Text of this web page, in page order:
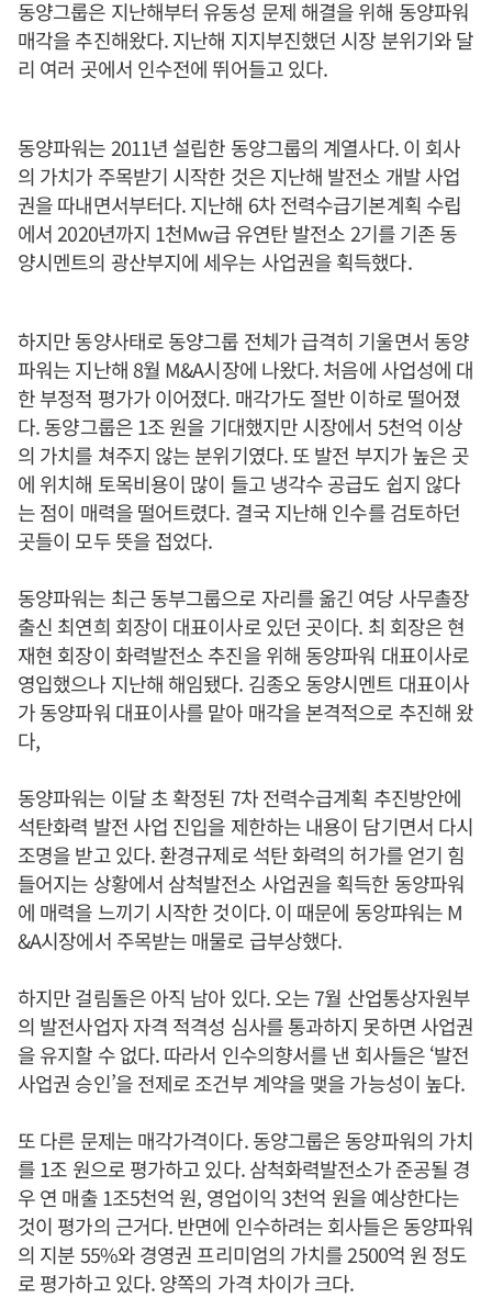
동양그룹은 지난해부터 유동성 문제 해결을 위해 동양파워
매각을 추진해왔다. 지난해 지지부진했던 시장 분위기와 달
리 여러 곳에서 인수전에 뛰어들고 있다.
동양파워는 2011년 설립한 동양그룹의 계열사다. 이 회사
의 가치가 주목받기 시작한 것은 지난해 발전소 개발 사업
권을 따내면서부터다. 지난해 6차 전력수급기본계획 수립
에서 2020년까지 1천Mw급 유연탄 발전소 2기를 기존 동
양시멘트의 광산부지에 세우는 사업권을 획득했다.
하지만 동양사태로 동양그룹 전체가 급격히 기울면서 동양
파워는 지난해 8월 M&A시장에 나왔다. 처음에 사업성에 대
한 부정적 평가가 이어졌다. 매각가도 절반 이하로 떨어졌
다. 동양그룹은 1조 원을 기대했지만 시장에서 5천억 이상
의 가치를 쳐주지 않는 분위기였다. 또 발전 부지가 높은 곳
에 위치해 토목비용이 많이 들고 냉각수 공급도 쉽지 않다
는 점이 매력을 떨어트렸다. 결국 지난해 인수를 검토하던
곳들이 모두 뜻을 접었다.
동양파워는 최근 동부그룹으로 자리를 옮긴 여당 사무촐장
출신 최연희 회장이 대표이사로 있던 곳이다. 최 회장은 현
재현 회장이 화력발전소 추진을 위해 동양파워 대표이사로
영입했으나 지난해 해임됐다. 김종오 동양시멘트 대표이사
가 동양파워 대표이사를 맡아 매각을 본격적으로 추진해 왔
다,
동양파워는 이달 초 확정된 7차 전력수급계획 추진방안에
석탄화력 발전 사업 진입을 제한하는 내용이 담기면서 다시
조명을 받고 있다. 환경규제로 석탄 화력의 허가를 얻기 힘
들어지는 상황에서 삼척발전소 사업권을 획득한 동양파워
에 매력을 느끼기 시작한 것이다. 이 때문에 동앙퍄워는 M
&A시장에서 주목받는 매물로 급부상했다.
하지만 걸림돌은 아직 남아 있다. 오는 7월 산업통상자원부
의 발전사업자 자격 적격성 심사를 통과하지 못하면 사업권
을 유지할 수 없다. 따라서 인수의향서를 낸 회사들은 ‘발전
사업권 승인’을 전제로 조건부 계약을 맺을 가능성이 높다.
또 다른 문제는 매각가격이다. 동양그룹은 동양파워의 가치
를 1조 원으로 평가하고 있다. 삼척화력발전소가 준공될 경
우 연 매출 1조5천억 원, 영업이익 3천억 원을 예상한다는
것이 평가의 근거다. 반면에 인수하려는 회사들은 동양파워
의 지분 55%와 경영권 프리미엄의 가치를 2500억 원 정도
로 평가하고 있다. 양쪽의 가격 차이가 크다.